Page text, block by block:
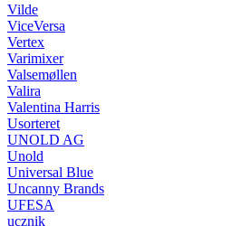
Vilde
ViceVersa
Vertex
Varimixer
Valsemøllen
Valira
Valentina Harris
Usorteret
UNOLD AG
Unold
Universal Blue
Uncanny Brands
UFESA
ucznik